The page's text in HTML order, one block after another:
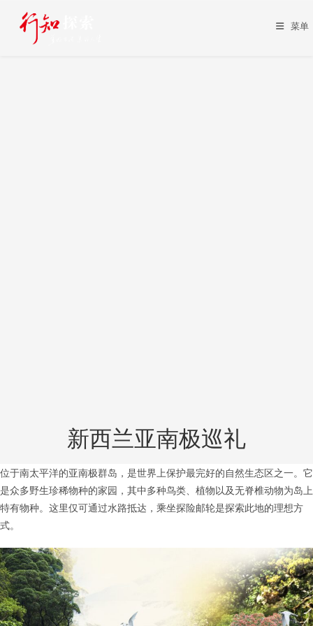
content
菜单
新西兰亚南极巡礼
位于南太平洋的亚南极群岛，是世界上保护最完好的自然生态区之一。它
是众多野生珍稀物种的家园，其中多种鸟类、植物以及无脊椎动物为岛上
特有物种。这里仅可通过水路抵达，乘坐探险邮轮是探索此地的理想方
式。